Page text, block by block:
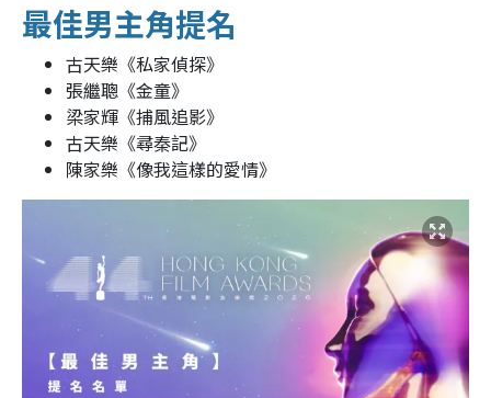
最佳男主角提名
古天樂《私家偵探》
張繼聰《金童》
梁家輝《捕風追影》
古天樂《尋秦記》
陳家樂《像我這樣的愛情》